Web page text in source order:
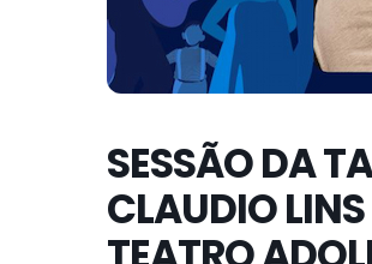
SESSÃO DA
CLAUDIO